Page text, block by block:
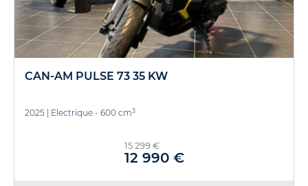
CAN-AM PULSE 73 35 KW
2025 Electrique - 600 cm3
15 299 €
12 990 €